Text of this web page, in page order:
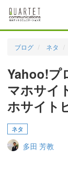
実績・お客様の
初めて導入を
広告代理店・HP
ブログ ネタ
Yahoo!プ
マホサイ
ホサイト
ネタ
多田 芳教